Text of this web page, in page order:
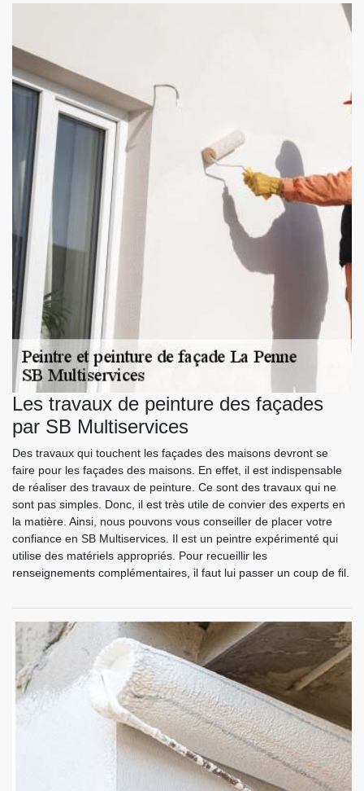
Les travaux de peinture des façades
par SB Multiservices
Des travaux qui touchent les façades des maisons devront se
faire pour les façades des maisons. En effet, il est indispensable
de réaliser des travaux de peinture. Ce sont des travaux qui ne
sont pas simples. Donc, il est très utile de convier des experts en
la matière. Ainsi, nous pouvons vous conseiller de placer votre
confiance en SB Multiservices. Il est un peintre expérimenté qui
utilise des matériels appropriés. Pour recueillir les
renseignements complémentaires, il faut lui passer un coup de fil.